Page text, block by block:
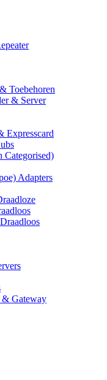
Toebehoren
& Server
Expresscard
Categorised)
Adapters
Gateway